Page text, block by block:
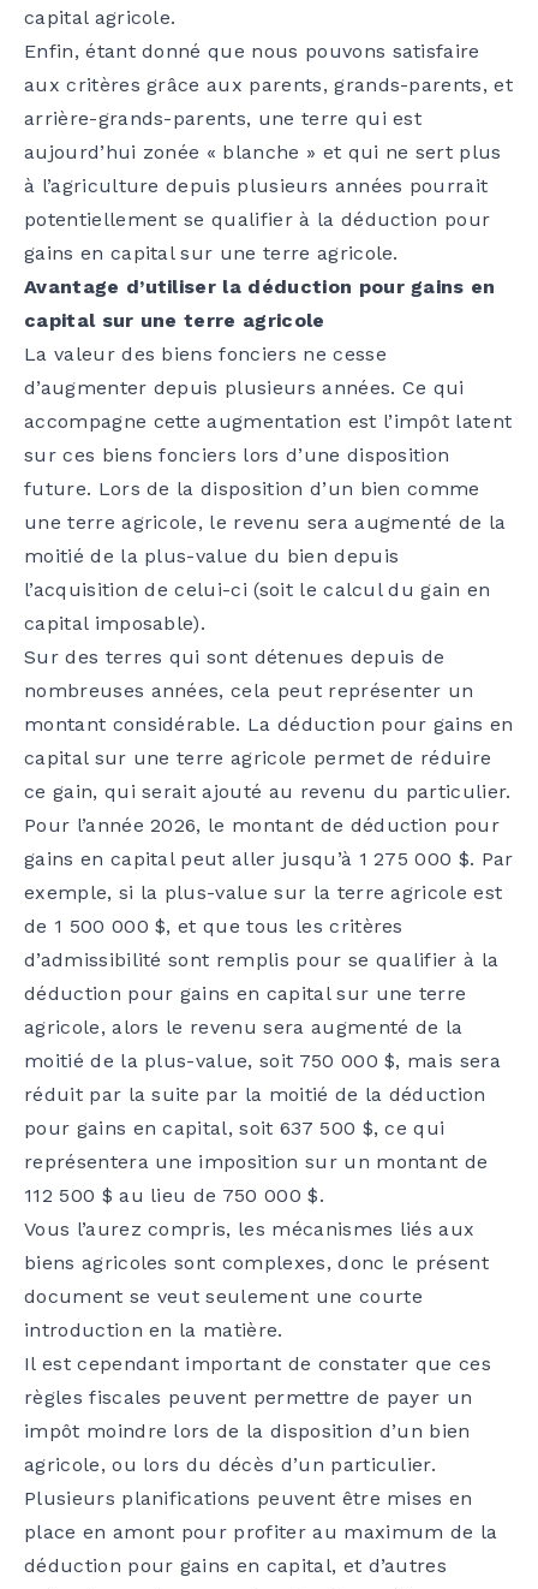
capital agricole.
Enfin, étant donné que nous pouvons satisfaire
aux critères grâce aux parents, grands-parents, et
arrière-grands-parents, une terre qui est
aujourd’hui zonée « blanche » et qui ne sert plus
à l’agriculture depuis plusieurs années pourrait
potentiellement se qualifier à la déduction pour
gains en capital sur une terre agricole.
Avantage d’utiliser la déduction pour gains en
capital sur une terre agricole
La valeur des biens fonciers ne cesse
d’augmenter depuis plusieurs années. Ce qui
accompagne cette augmentation est l’impôt latent
sur ces biens fonciers lors d’une disposition
future. Lors de la disposition d’un bien comme
une terre agricole, le revenu sera augmenté de la
moitié de la plus-value du bien depuis
l’acquisition de celui-ci (soit le calcul du gain en
capital imposable).
Sur des terres qui sont détenues depuis de
nombreuses années, cela peut représenter un
montant considérable. La déduction pour gains en
capital sur une terre agricole permet de réduire
ce gain, qui serait ajouté au revenu du particulier.
Pour l’année 2026, le montant de déduction pour
gains en capital peut aller jusqu’à 1 275 000 $. Par
exemple, si la plus-value sur la terre agricole est
de 1 500 000 $, et que tous les critères
d’admissibilité sont remplis pour se qualifier à la
déduction pour gains en capital sur une terre
agricole, alors le revenu sera augmenté de la
moitié de la plus-value, soit 750 000 $, mais sera
réduit par la suite par la moitié de la déduction
pour gains en capital, soit 637 500 $, ce qui
représentera une imposition sur un montant de
112 500 $ au lieu de 750 000 $.
Vous l’aurez compris, les mécanismes liés aux
biens agricoles sont complexes, donc le présent
document se veut seulement une courte
introduction en la matière.
Il est cependant important de constater que ces
règles fiscales peuvent permettre de payer un
impôt moindre lors de la disposition d’un bien
agricole, ou lors du décès d’un particulier.
Plusieurs planifications peuvent être mises en
place en amont pour profiter au maximum de la
déduction pour gains en capital, et d’autres